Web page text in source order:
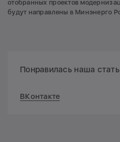
отобранных проектов
будут направлены в Минэнерго
Понравилась наша
ВКонтакте